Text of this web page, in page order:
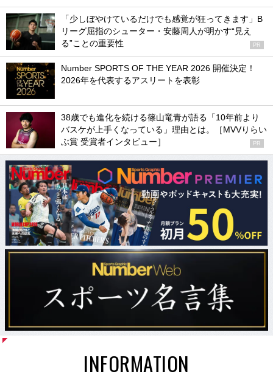
「少しぼやけているだけでも感覚が狂ってきます」B
リーグ屈指のシューター・安藤周人が明かす“見え
る”ことの重要性
PR
Number SPORTS OF THE YEAR 2026 開催決定！
2026年を代表するアスリートを表彰
38歳でも進化を続ける篠山竜青が語る「10年前より
バスケが上手くなっている」理由とは。［MVVりらい
ぶ賞 受賞者インタビュー］
PR
INFORMATION